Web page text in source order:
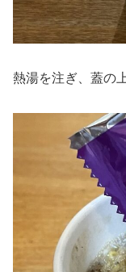
熱湯を注ぎ、蓋の